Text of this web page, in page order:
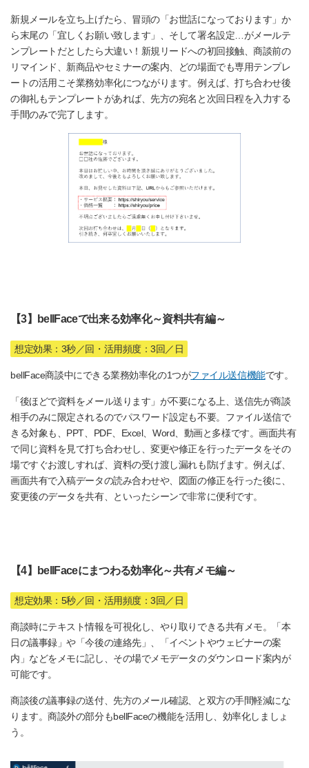
新規メールを立ち上げたら、冒頭の「お世話になっております」か
ら末尾の「宜しくお願い致します」、そして署名設定…がメールテ
ンプレートだとしたら大違い！新規リードへの初回接触、商談前の
リマインド、新商品やセミナーの案内、どの場面でも専用テンプレ
ートの活用こそ業務効率化につながります。例えば、打ち合わせ後
の御礼もテンプレートがあれば、先方の宛名と次回日程を入力する
手間のみで完了します。
【3】bellFaceで出来る効率化～資料共有編～
想定効果：3秒／回・活用頻度：3回／日
bellFace商談中にできる業務効率化の1つがファイル送信機能です。
「後ほどで資料をメール送ります」が不要になる上、送信先が商談
相手のみに限定されるのでパスワード設定も不要。ファイル送信で
きる対象も、PPT、PDF、Excel、Word、動画と多様です。画面共有
で同じ資料を見て打ち合わせし、変更や修正を行ったデータをその
場ですぐお渡しすれば、資料の受け渡し漏れも防げます。例えば、
画面共有で入稿データの読み合わせや、図面の修正を行った後に、
変更後のデータを共有、といったシーンで非常に便利です。
【4】bellFaceにまつわる効率化～共有メモ編～
想定効果：5秒／回・活用頻度：3回／日
商談時にテキスト情報を可視化し、やり取りできる共有メモ。「本
日の議事録」や「今後の連絡先」、「イベントやウェビナーの案
内」などをメモに記し、その場でメモデータのダウンロード案内が
可能です。
商談後の議事録の送付、先方のメール確認、と双方の手間軽減にな
ります。商談外の部分もbellFaceの機能を活用し、効率化しましょ
う。